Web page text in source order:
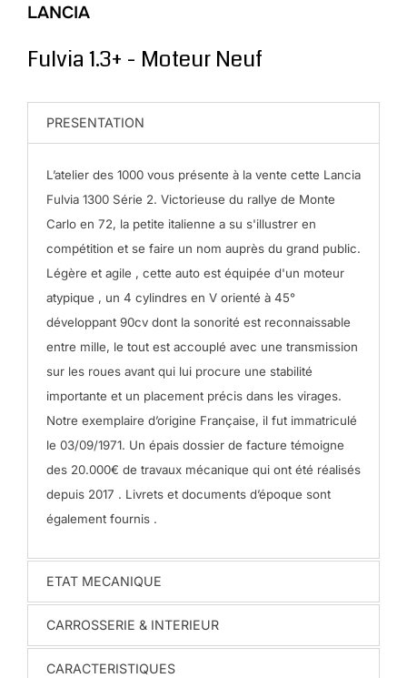
LANCIA
Fulvia 1.3+ - Moteur Neuf
PRESENTATION
L’atelier des 1000 vous présente à la vente cette Lancia
Fulvia 1300 Série 2. Victorieuse du rallye de Monte
Carlo en 72, la petite italienne a su s'illustrer en
compétition et se faire un nom auprès du grand public.
Légère et agile , cette auto est équipée d'un moteur
atypique , un 4 cylindres en V orienté à 45°
développant 90cv dont la sonorité est reconnaissable
entre mille, le tout est accouplé avec une transmission
sur les roues avant qui lui procure une stabilité
importante et un placement précis dans les virages.
Notre exemplaire d’origine Française, il fut immatriculé
le 03/09/1971. Un épais dossier de facture témoigne
des 20.000€ de travaux mécanique qui ont été réalisés
depuis 2017 . Livrets et documents d’époque sont
également fournis .
ETAT MECANIQUE
CARROSSERIE & INTERIEUR
CARACTERISTIQUES